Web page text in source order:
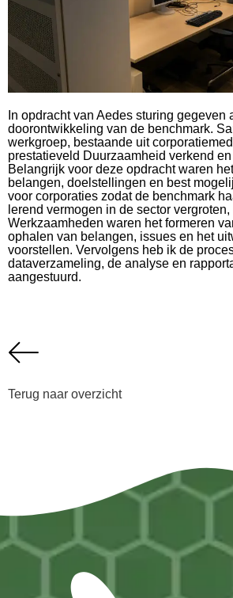
In opdracht van Aedes sturing gegeven
doorontwikkeling van de benchmark.
werkgroep, bestaande uit
prestatieveld Duurzaamheid verkend
Belangrijk voor deze opdracht waren
belangen, doelstellingen en best
voor corporaties zodat de benchmark
lerend vermogen in de sector vergroten,
Werkzaamheden waren het formeren
ophalen van belangen, issues en het
voorstellen. Vervolgens heb ik de
dataverzameling, de analyse en
aangestuurd.
Terug naar overzicht